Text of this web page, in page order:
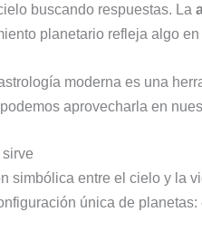
buscando respuestas. La
planetario refleja algo en
moderna es una
aprovecharla en
simbólica entre el cielo y la
única de